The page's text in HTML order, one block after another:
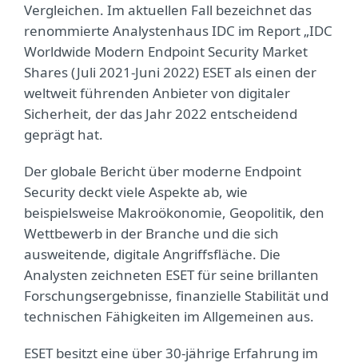
Vergleichen. Im aktuellen Fall bezeichnet das
renommierte Analystenhaus IDC im Report „IDC
Worldwide Modern Endpoint Security Market
Shares (Juli 2021-Juni 2022) ESET als einen der
weltweit führenden Anbieter von digitaler
Sicherheit, der das Jahr 2022 entscheidend
geprägt hat.
Der globale Bericht über moderne Endpoint
Security deckt viele Aspekte ab, wie
beispielsweise Makroökonomie, Geopolitik, den
Wettbewerb in der Branche und die sich
ausweitende, digitale Angriffsfläche. Die
Analysten zeichneten ESET für seine brillanten
Forschungsergebnisse, finanzielle Stabilität und
technischen Fähigkeiten im Allgemeinen aus.
ESET besitzt eine über 30-jährige Erfahrung im